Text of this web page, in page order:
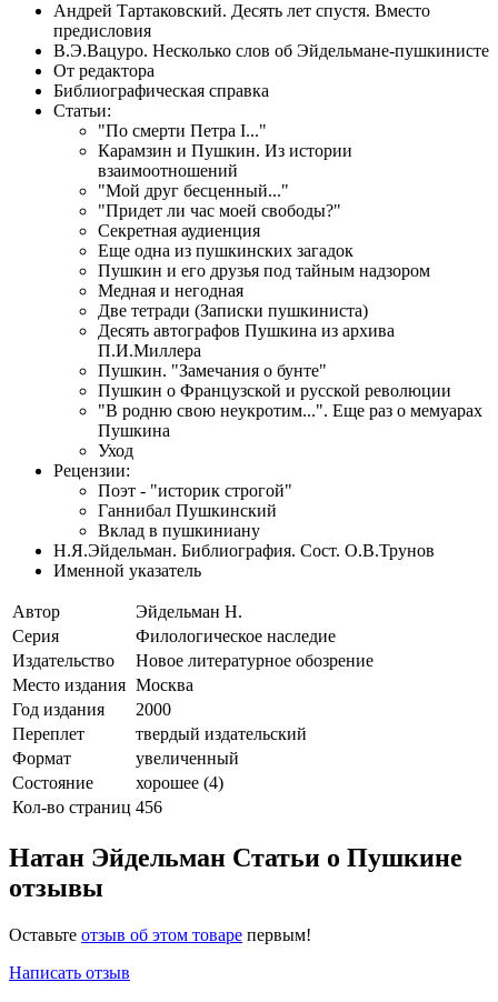
Андрей Тартаковский. Десять лет спустя. Вместо
предисловия
В.Э.Вацуро. Несколько слов об Эйдельмане-пушкинисте
От редактора
Библиографическая справка
Статьи:
"По смерти Петра I..."
Карамзин и Пушкин. Из истории
взаимоотношений
"Мой друг бесценный..."
"Придет ли час моей свободы?"
Секретная аудиенция
Еще одна из пушкинских загадок
Пушкин и его друзья под тайным надзором
Медная и негодная
Две тетради (Записки пушкиниста)
Десять автографов Пушкина из архива
П.И.Миллера
Пушкин. "Замечания о бунте"
Пушкин о Французской и русской революции
"В родню свою неукротим...". Еще раз о мемуарах
Пушкина
Уход
Рецензии:
Поэт - "историк строгой"
Ганнибал Пушкинский
Вклад в пушкиниану
Н.Я.Эйдельман. Библиография. Сост. О.В.Трунов
Именной указатель
Автор
Эйдельман Н.
Серия
Филологическое наследие
Издательство
Новое литературное обозрение
Место издания Москва
Год издания
2000
Переплет
твердый издательский
Формат
увеличенный
Состояние
хорошее (4)
Кол-во страниц 456
Натан Эйдельман Статьи о Пушкине
отзывы
Оставьте отзыв об этом товаре первым!
Написать отзыв